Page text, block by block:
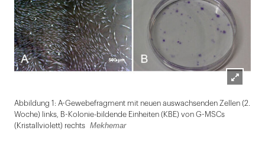
öffnen
Abbildung 1: A-Gewebefragment mit neuen auswachsenden Zellen (2.
Woche) links, B-Kolonie-bildende Einheiten (KBE) von G-MSCs
(Kristallviolett) rechts
Mekhemar